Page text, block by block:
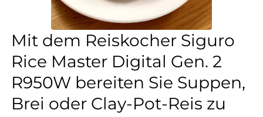
Mit dem Reiskocher Siguro
Rice Master Digital Gen. 2
R950W bereiten Sie Suppen,
Brei oder Clay-Pot-Reis zu